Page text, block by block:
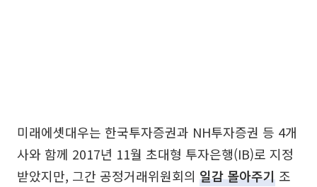
미래에셋대우는 한국투자증권과 NH투자증권 등 4개
사와 함께 2017년 11월 초대형 투자은행(IB)로 지정
받았지만, 그간 공정거래위원회의 일감 몰아주기 조